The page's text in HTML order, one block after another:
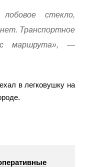
стекло,
Транспортное
с маршрута», —
в легковушку на